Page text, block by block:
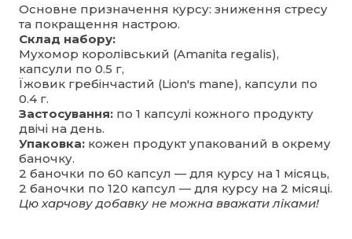
Основне призначення курсу: зниження стресу
та покращення настрою.
Склад набору:
Мухомор королівський (Amanita regalis),
капсули по 0.5 г,
Їжовик гребінчастий (Lion's mane), капсули по
0.4 г.
Застосування: по 1 капсулі кожного продукту
двічі на день.
Упаковка: кожен продукт упакований в окрему
баночку.
2 баночки по 60 капсул — для курсу на 1 місяць,
2 баночки по 120 капсул — для курсу на 2 місяці.
Цю харчову добавку не можна вважати ліками!